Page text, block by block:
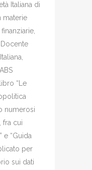
Italiana di
materie
“Le
numerosi
fra cui
e “Guida
per
sui dati